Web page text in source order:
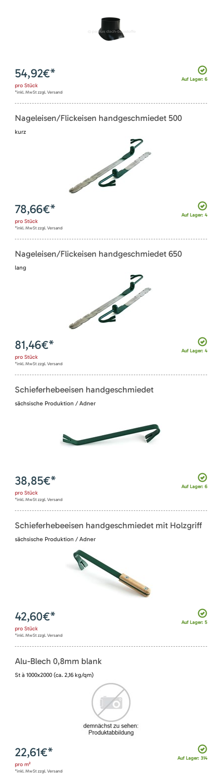
Auf Lager: 6
54,92€*
pro Stück
*inkl. MwSt zzgl. Versand
Nageleisen/Flickeisen handgeschmiedet 500
kurz
Auf Lager: 4
78,66€*
pro Stück
*inkl. MwSt zzgl. Versand
Nageleisen/Flickeisen handgeschmiedet 650
lang
Auf Lager: 4
81,46€*
pro Stück
*inkl. MwSt zzgl. Versand
Schieferhebeeisen handgeschmiedet
sächsische Produktion / Adner
Auf Lager: 6
38,85€*
pro Stück
*inkl. MwSt zzgl. Versand
Schieferhebeeisen handgeschmiedet mit Holzgriff
sächsische Produktion / Adner
Auf Lager: 5
42,60€*
pro Stück
*inkl. MwSt zzgl. Versand
Alu-Blech 0,8mm blank
St à 1000x2000 (ca. 2,16 kg/qm)
Auf Lager: 314
22,61€*
pro m²
*inkl. MwSt zzgl. Versand